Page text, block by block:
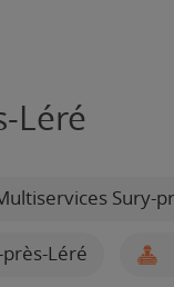
Léré
Sury-
près-Léré